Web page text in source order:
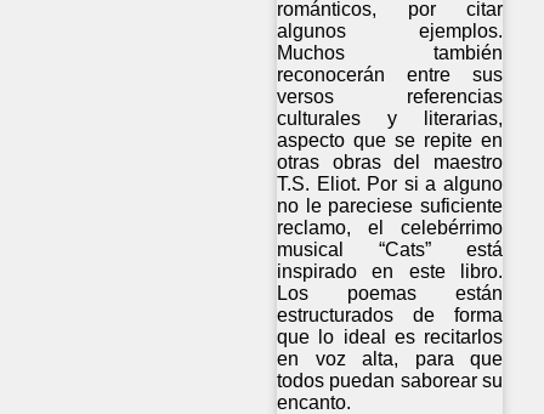
románticos, por citar
algunos ejemplos.
Muchos también
reconocerán entre sus
versos referencias
culturales y literarias,
aspecto que se repite en
otras obras del maestro
T.S. Eliot. Por si a alguno
no le pareciese suficiente
reclamo, el celebérrimo
musical “Cats” está
inspirado en este libro.
Los poemas están
estructurados de forma
que lo ideal es recitarlos
en voz alta, para que
todos puedan saborear su
encanto.